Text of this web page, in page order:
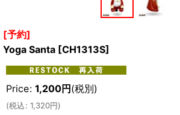
[予約]
Yoga Santa [CH1313S]
Price: 1,200円 (税別)
(税込: 1,320円)